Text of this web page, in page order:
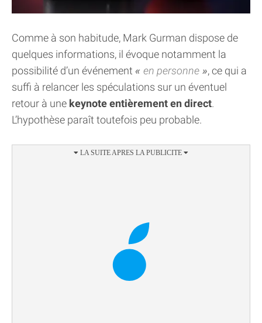
Comme à son habitude, Mark Gurman dispose de
quelques informations, il évoque notamment la
possibilité d’un événement
en personne
, ce qui a
suffi à relancer les spéculations sur un éventuel
retour à une keynote entièrement en direct.
L’hypothèse paraît toutefois peu probable.